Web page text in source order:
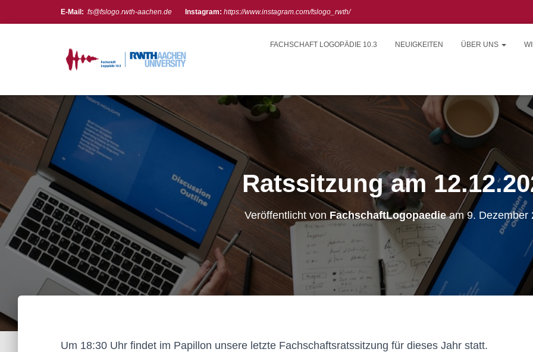
E-Mail: fs@fslogo.rwth-aachen.de Instagram: https://www.instagram.com/fslogo_rwth/
Anmelden
Feed der Einträge
WordPress.org
FACHSCHAFT LOGOPÄDIE 10.3 NEUIGKEITEN ÜBER UNS
Ratssitzung am
Veröffentlicht von FachschaftLogopaedieam9. Dezember
Um 18:30 Uhr findet im Papillon unsere letzte Fachschaftsratssitzung für dieses Jahr statt.